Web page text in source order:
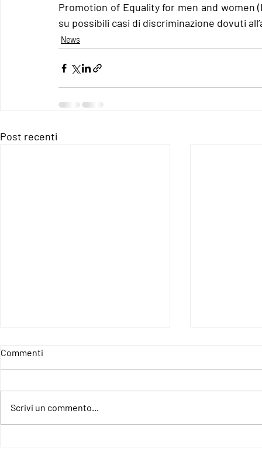
Promotion of Equality for men and women
su possibili casi di discriminazione dovuti
News
Post recenti
Commenti
Scrivi un commento...